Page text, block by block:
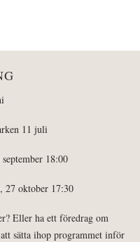
11 juli
18:00
27 oktober 17:30
Eller ha ett föredrag om
sätta ihop programmet inför